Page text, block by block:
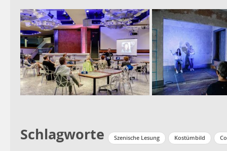
Schlagworte Szenische Lesung Kostümbild